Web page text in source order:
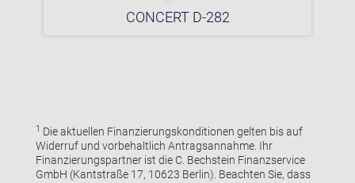
CONCERT D-282
1 Die aktuellen Finanzierungskonditionen gelten bis auf
Widerruf und vorbehaltlich Antragsannahme. Ihr
Finanzierungspartner ist die C. Bechstein Finanzservice
GmbH (Kantstraße 17, 10623 Berlin). Beachten Sie, dass